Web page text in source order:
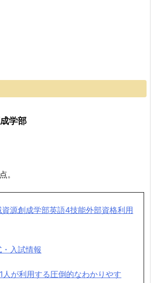
学部
。
源創成学部英語4技能外部資格利用
入試情報
人が利用する圧倒的なわかりやす